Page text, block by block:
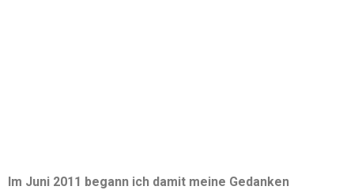
Im Juni 2011 begann ich damit meine Gedanken